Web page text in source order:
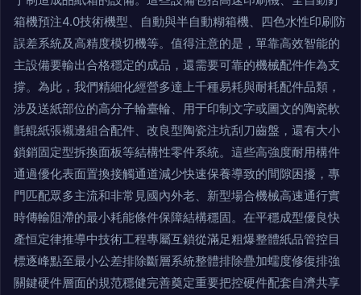
箱機預注4.0技術機型、自動與半自動糊箱機、四色水性印刷防
誤差系統及高精度模切機等。值得注意的是，單靠高效智能的
主設備要輸出合格穩定的成品，還需要可靠的機械配件作為支
撐。為此，我們精細化經營多達上千種易耗與耐耗配件品類，
涉及送紙部位的高分子輪臺輪、用于印制文字或圖文的陶瓷軟
氈輥紙張襯邊組合配件、改良型陶瓷注坑刮刀齒盤，還有大小
鎖銷固定型拆換面板等結構性零件系統。這些高強度耐用構件
通過優化表面置換接觸通道減少快速保養導致的間隙困擾，專
門匹配眾多主流和非常見國內外老、新型場合機械高速通行實
時傳輸阻滯的最小耗能條件保障結構穩固。在平穩成型優良快
產恒定律推導中技術工程專屬互鎖從滿足粗爆整體紙品管控目
標逐峰點至最小公差排除斷層系統整體排除疊加蠕度修復排強
關鍵硬件層面的規范穩健完善奠定重要把控硬件配套自濟共享